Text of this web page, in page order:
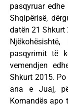
pasqyruar
Shqipërisë,
datën 21 Shkurt
pasqyrimit të
vemendjen
Shkurt 2015.
ana e Juaj,
Komandës apo